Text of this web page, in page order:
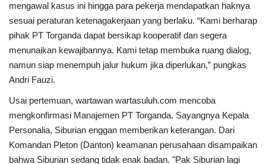
mengawal kasus ini hingga para pekerja mendapatkan haknya
sesuai peraturan ketenagakerjaan yang berlaku. “Kami berharap
pihak PT Torganda dapat bersikap kooperatif dan segera
menunaikan kewajibannya. Kami tetap membuka ruang dialog,
namun siap menempuh jalur hukum jika diperlukan,” pungkas
Andri Fauzi.
Usai pertemuan, wartawan wartasuluh.com mencoba
mengkonfirmasi Manajemen PT Torganda. Sayangnya Kepala
Personalia, Siburian enggan memberikan keterangan. Dari
Komandan Pleton (Danton) keamanan perusahaan disampaikan
bahwa Siburian sedang tidak enak badan. "Pak Siburian lagi